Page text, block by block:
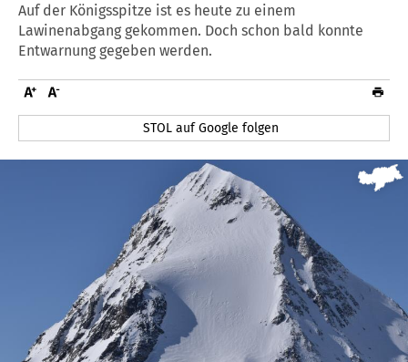
Auf der Königsspitze ist es heute zu einem
Lawinenabgang gekommen. Doch schon bald konnte
Entwarnung gegeben werden.
STOL auf Google folgen